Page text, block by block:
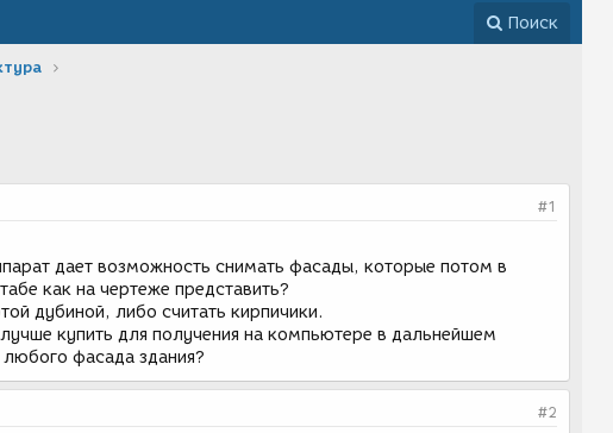
Поиск
#1
дает возможность снимать фасады, которые потом в
как на чертеже представить?
дубиной, либо считать кирпичики.
купить для получения на компьютере в дальнейшем
фасада здания?
#2